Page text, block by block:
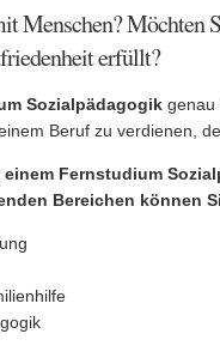
Menschen? Möchten
erfüllt?
Sozialpädagogik genau
Beruf zu verdienen,
Fernstudium
Bereichen können